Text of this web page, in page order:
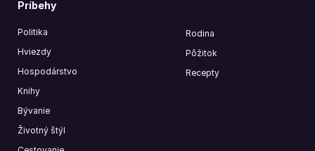
Príbehy
Politika
Hviezdy
Hospodárstvo
Knihy
Bývanie
Životný štýl
Rodina
Pôžitok
Recepty